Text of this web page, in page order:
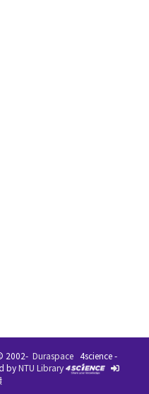
2002- Duraspace 4science -
byNTU Library